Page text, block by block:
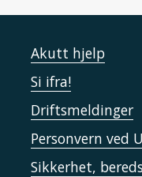
Akutt hjelp
Si ifra!
Driftsmeldinger
Personvern ved
Sikkerhet,